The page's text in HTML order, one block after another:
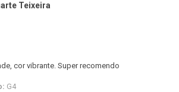
Teixeira
cor vibrante. Super recomendo
G4